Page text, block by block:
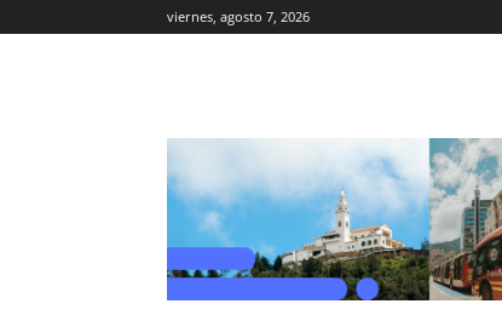
viernes, agosto 7, 2026